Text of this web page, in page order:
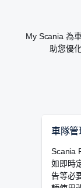
My Scania 為
助您優
車隊管
Scania
如即時
告等必